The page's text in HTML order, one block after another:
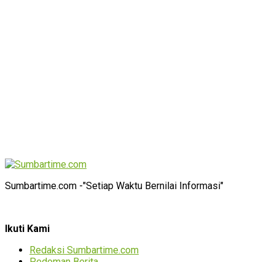
Sumbartime.com -"Setiap Waktu Bernilai Informasi"
Ikuti Kami
Redaksi Sumbartime.com